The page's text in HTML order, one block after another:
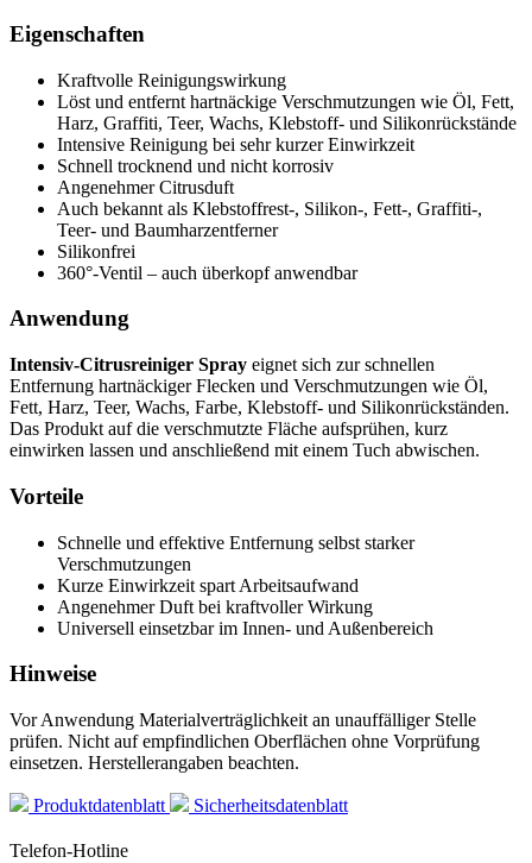
Eigenschaften
Kraftvolle Reinigungswirkung
Löst und entfernt hartnäckige Verschmutzungen wie Öl, Fett,
Harz, Graffiti, Teer, Wachs, Klebstoff- und Silikonrückstände
Intensive Reinigung bei sehr kurzer Einwirkzeit
Schnell trocknend und nicht korrosiv
Angenehmer Citrusduft
Auch bekannt als Klebstoffrest-, Silikon-, Fett-, Graffiti-,
Teer- und Baumharzentferner
Silikonfrei
360°-Ventil – auch überkopf anwendbar
Anwendung
Intensiv-Citrusreiniger Spray eignet sich zur schnellen
Entfernung hartnäckiger Flecken und Verschmutzungen wie Öl,
Fett, Harz, Teer, Wachs, Farbe, Klebstoff- und Silikonrückständen.
Das Produkt auf die verschmutzte Fläche aufsprühen, kurz
einwirken lassen und anschließend mit einem Tuch abwischen.
Vorteile
Schnelle und effektive Entfernung selbst starker
Verschmutzungen
Kurze Einwirkzeit spart Arbeitsaufwand
Angenehmer Duft bei kraftvoller Wirkung
Universell einsetzbar im Innen- und Außenbereich
Hinweise
Vor Anwendung Materialverträglichkeit an unauffälliger Stelle
prüfen. Nicht auf empfindlichen Oberflächen ohne Vorprüfung
einsetzen. Herstellerangaben beachten.
Produktdatenblatt Sicherheitsdatenblatt
Telefon-Hotline